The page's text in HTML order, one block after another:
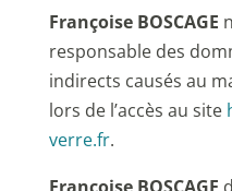
Françoise BOSCAGE
responsable des
indirects causés au
lors de l’accès au site
verre.fr.